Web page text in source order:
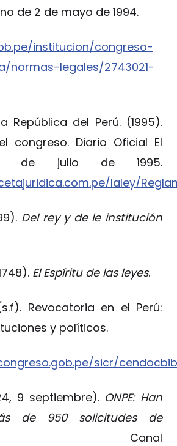
de 2 de mayo de 1994.
institucion/congreso-
normas-legales/2743021-
República del Perú. (1995).
congreso. Diario Oficial El
de julio de 1995.
laley/
Del rey y de le institución
El Espíritu de las leyes.
Revocatoria en el Perú:
y políticos.
sicr/
9 septiembre). ONPE: Han
de 950 solicitudes de
Canal